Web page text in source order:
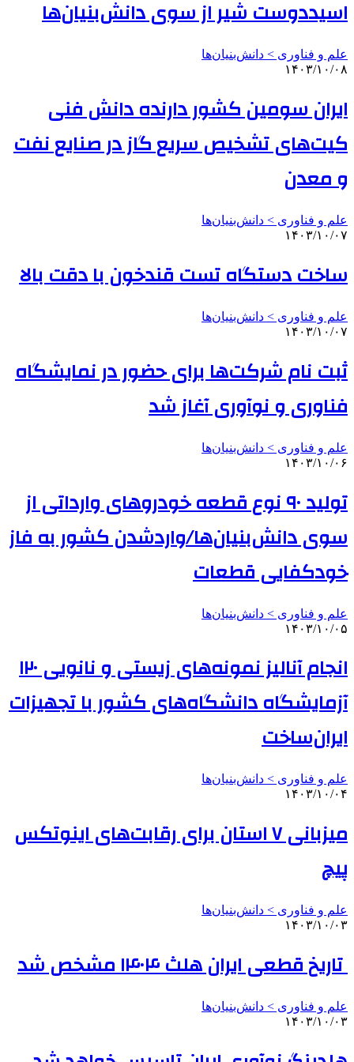
اسیددوست شیر از سوی دانش‌بنیان‌ها
علم و فناوری‌ > دانش‌بنیان‌ها
۱۴۰۳/۱۰/۰۸
ایران سومین کشور دارنده دانش فنی
کیت‌های تشخیص سریع گاز در صنایع نفت
و معدن
علم و فناوری‌ > دانش‌بنیان‌ها
۱۴۰۳/۱۰/۰۷
ساخت دستگاه تست قندخون با دقت بالا
علم و فناوری‌ > دانش‌بنیان‌ها
۱۴۰۳/۱۰/۰۷
ثبت نام شرکت‌ها برای حضور در نمایشگاه
فناوری و نوآوری آغاز شد
علم و فناوری‌ > دانش‌بنیان‌ها
۱۴۰۳/۱۰/۰۶
تولید ۹۰ نوع قطعه خودروهای وارداتی از
سوی دانش‌بنیان‌ها/واردشدن کشور به فاز
خودکفایی قطعات
علم و فناوری‌ > دانش‌بنیان‌ها
۱۴۰۳/۱۰/۰۵
انجام آنالیز نمونه‌های زیستی و نانویی ۱۲۰
آزمایشگاه دانشگاه‌های کشور با تجهیزات
ایران‌ساخت
علم و فناوری‌ > دانش‌بنیان‌ها
۱۴۰۳/۱۰/۰۴
میزبانی ۷ استان برای رقابت‌های اینوتکس
پیچ
علم و فناوری‌ > دانش‌بنیان‌ها
۱۴۰۳/۱۰/۰۳
تاریخ قطعی ایران هلث ۱۴۰۴ مشخص شد
علم و فناوری‌ > دانش‌بنیان‌ها
۱۴۰۳/۱۰/۰۳